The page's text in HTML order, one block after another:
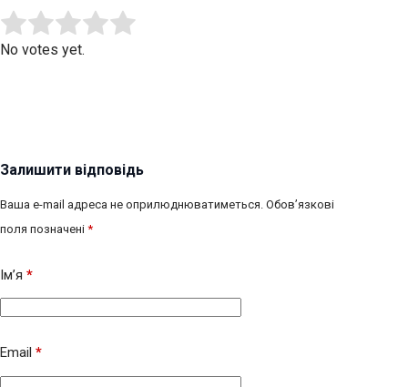
Rate this item:
No votes yet.
Залишити відповідь
Ваша e-mail адреса не оприлюднюватиметься. Обов’язкові
поля позначені *
Ім’я *
Email *